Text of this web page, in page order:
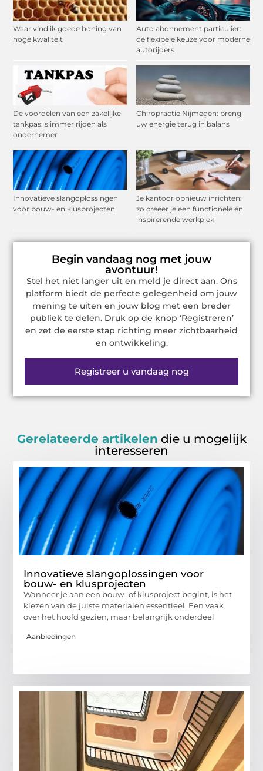
Waar vind ik goede honing van
hoge kwaliteit
Auto abonnement particulier:
dé flexibele keuze voor moderne
autorijders
De voordelen van een zakelijke
tankpas: slimmer rijden als
ondernemer
Chiropractie Nijmegen: breng
uw energie terug in balans
Innovatieve slangoplossingen
voor bouw- en klusprojecten
Je kantoor opnieuw inrichten:
zo creëer je een functionele én
inspirerende werkplek
Begin vandaag nog met jouw
avontuur!
Stel het niet langer uit en meld je direct aan. Ons
platform biedt de perfecte gelegenheid om jouw
mening te uiten en jouw blog met een breder
publiek te delen. Druk op de knop ‘Registreren’
en zet de eerste stap richting meer zichtbaarheid
en ontwikkeling.
Registreer u vandaag nog
Gerelateerde artikelen die u mogelijk
interesseren
Innovatieve slangoplossingen voor
bouw- en klusprojecten
Wanneer je aan een bouw- of klusproject begint, is het
kiezen van de juiste materialen essentieel. Een vaak
over het hoofd gezien, maar belangrijk onderdeel
Aanbiedingen